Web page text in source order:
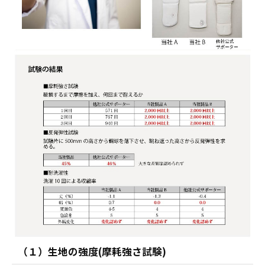
（１）生地の強度(摩耗強さ試験)